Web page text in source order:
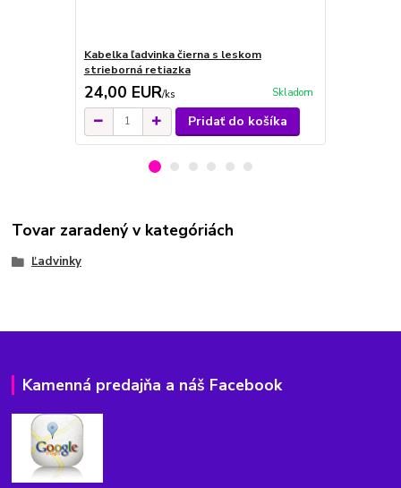
Kabelka ľadvinka čierna s leskom
strieborná retiazka
24,00 EUR/ks Skladom
Pridať do košíka
Tovar zaradený v kategóriách
Ľadvinky
Kamenná predajňa a náš Facebook